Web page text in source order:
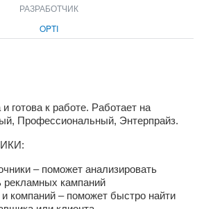
РАЗРАБОТЧИК
OPTI
готова к работе. Работает на
Профессиональный, Энтерпрайз.
– поможет анализировать
рекламных кампаний
и компаний – поможет быстро найти